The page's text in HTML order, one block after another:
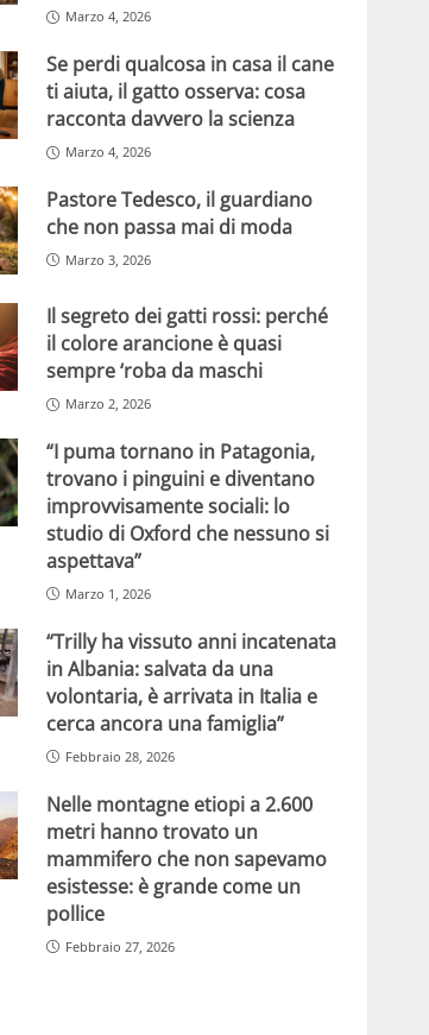
Marzo 4, 2026
Se perdi qualcosa in casa il cane
ti aiuta, il gatto osserva: cosa
racconta davvero la scienza
Marzo 4, 2026
Pastore Tedesco, il guardiano
che non passa mai di moda
Marzo 3, 2026
Il segreto dei gatti rossi: perché
il colore arancione è quasi
sempre ‘roba da maschi
Marzo 2, 2026
“I puma tornano in Patagonia,
trovano i pinguini e diventano
improvvisamente sociali: lo
studio di Oxford che nessuno si
aspettava”
Marzo 1, 2026
“Trilly ha vissuto anni incatenata
in Albania: salvata da una
volontaria, è arrivata in Italia e
cerca ancora una famiglia”
Febbraio 28, 2026
Nelle montagne etiopi a 2.600
metri hanno trovato un
mammifero che non sapevamo
esistesse: è grande come un
pollice
Febbraio 27, 2026